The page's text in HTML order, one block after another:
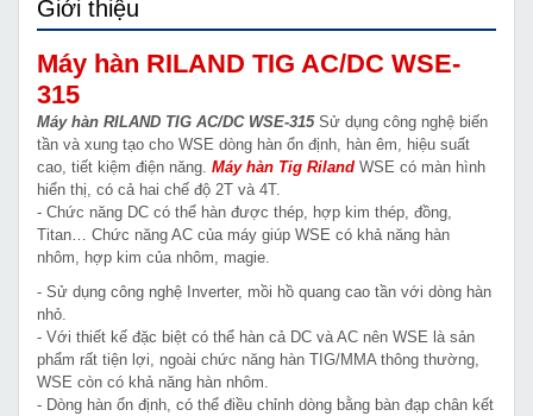
Giới thiệu
Máy hàn RILAND TIG AC/DC WSE-
315
Máy hàn RILAND TIG AC/DC WSE-315Sử dụng công nghệ biến
tần và xung tạo cho WSE dòng hàn ổn định, hàn êm, hiệu suất
cao, tiết kiệm điện năng. Máy hàn Tig Riland WSE có màn hình
hiển thị, có cả hai chế độ 2T và 4T.
- Chức năng DC có thể hàn được thép, hợp kim thép, đồng,
Titan… Chức năng AC của máy giúp WSE có khả năng hàn
nhôm, hợp kim của nhôm, magie.
- Sử dụng công nghệ Inverter, mồi hồ quang cao tần với dòng hàn
nhỏ.
- Với thiết kế đặc biệt có thể hàn cả DC và AC nên WSE là sản
phẩm rất tiện lợi, ngoài chức năng hàn TIG/MMA thông thường,
WSE còn có khả năng hàn nhôm.
- Dòng hàn ổn định, có thể điều chỉnh dòng bằng bàn đạp chân kết